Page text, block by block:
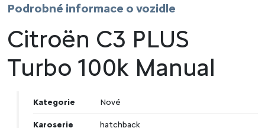
Podrobné informace o vozidle
Citroën C3 PLUS
Turbo 100k Manual
Kategorie Nové
Karoserie hatchback